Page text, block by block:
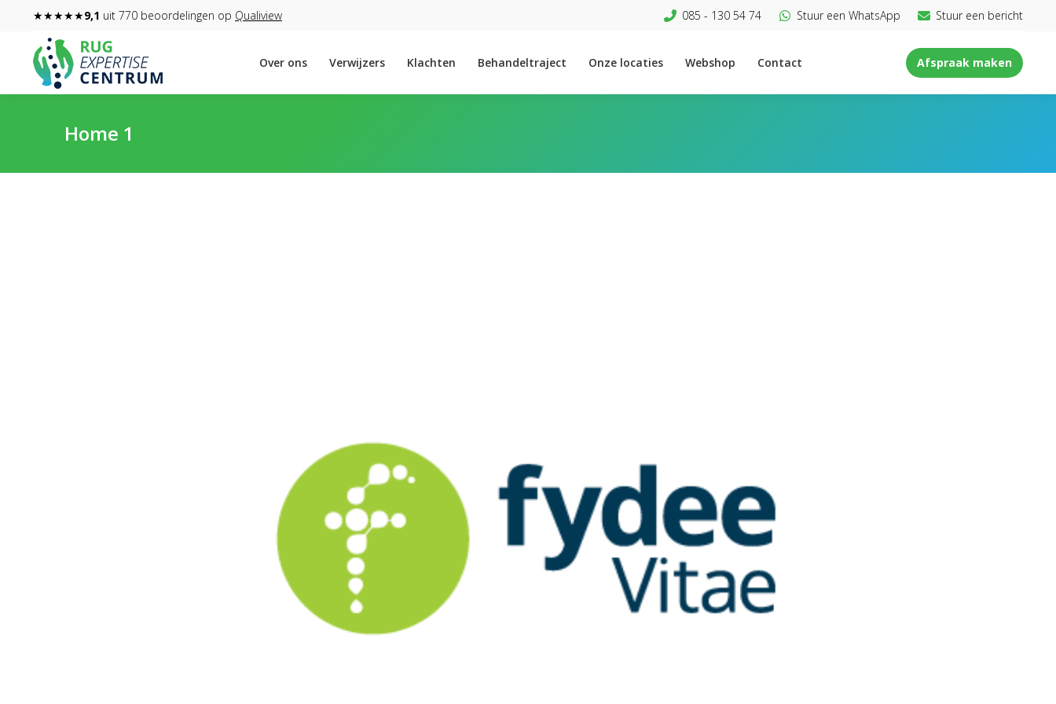
★★★★★9,1 uit 770 beoordelingen op Qualiview 085 - 130 54 74 Stuur een WhatsApp Stuur een bericht
Over ons Verwijzers Klachten Behandeltraject Onze locaties Webshop Contact Afspraak maken
Home 1